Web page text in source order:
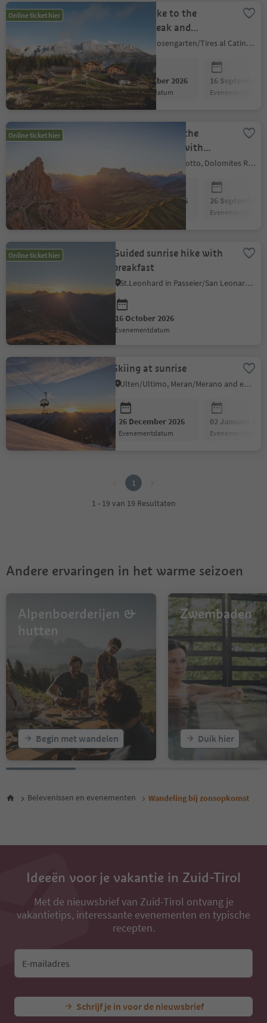
Online ticket hier
Sunrise hike to the
Völsegg Peak and
breakfast at the Tschafon
mountain hut
Tiers am Rosengarten/Tires al Catinaccio, Dolomites Region Seiser Alm
09 September 2026
evenementdatum
16 September
evenementdatum
Online ticket hier
Sunrise hike on the
Rosszahn ridge with
breakfast in the Tierser
Alpl hut
Kastelruth/Castelrotto, Dolomites Region Seiser Alm
19 September 2026
evenementdatum
26 September
evenementdatum
Online ticket hier
Guided sunrise hike with
breakfast
St.Leonhard in Passeier/San Leonardo in Passiria, Meran/Merano and environs
16 October 2026
evenementdatum
Skiing at sunrise
Ulten/Ultimo, Meran/Merano and environs
26 December 2026
evenementdatum
02 January
evenementdatum
1
1 - 19 van 19 Resultaten
Andere ervaringen in het warme seizoen
Alpenboerderijen &
hutten
Begin met wandelen
Zwembaden
Duik hier
Belevenissen en evenementen Wandeling bij zonsopkomst
Ideeën voor je vakantie in Zuid-Tirol
Met de nieuwsbrief van Zuid-Tirol ontvang je
vakantietips, interessante evenementen en typische
recepten.
E-mailadres
Schrijf je in voor de nieuwsbrief